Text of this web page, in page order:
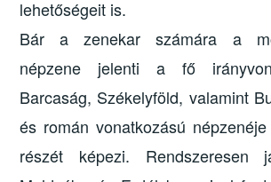
lehetőségeit is.
Bár a zenekar számára a
népzene jelenti a fő
Barcaság, Székelyföld, valamint
és román vonatkozású
részét képezi. Rendszeresen